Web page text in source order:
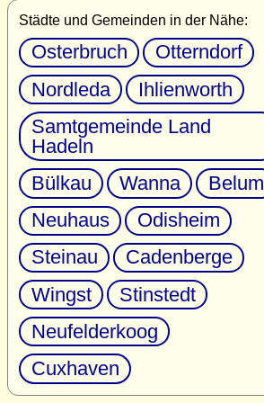
Städte und Gemeinden in der Nähe:
Osterbruch
Otterndorf
Nordleda
Ihlienworth
Samtgemeinde Land
Hadeln
Bülkau
Wanna
Belum
Neuhaus
Odisheim
Steinau
Cadenberge
Wingst
Stinstedt
Neufelderkoog
Cuxhaven